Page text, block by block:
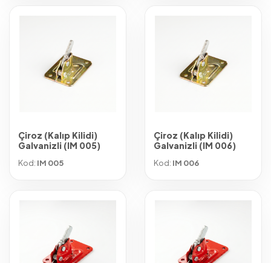
Çiroz (Kalıp Kilidi)
Galvanizli (IM 005)
Kod: IM 005
Çiroz (Kalıp Kilidi)
Galvanizli (IM 006)
Kod: IM 006